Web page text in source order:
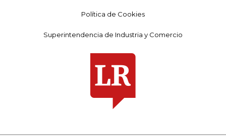
Política de Cookies
Superintendencia de Industria y Comercio